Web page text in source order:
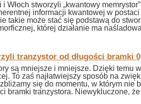
Włoch stworzyli „kwantowy
informacji kwantowej w
takie może stać się podstawą do
której działanie ma
tranzystor od długości bramki
są mniejsze i mniejsze. Dzięki temu
To zaś najłatwiejszy sposób na
się do momentu, w którym nie
bramki tranzystora. Niewykluczone,